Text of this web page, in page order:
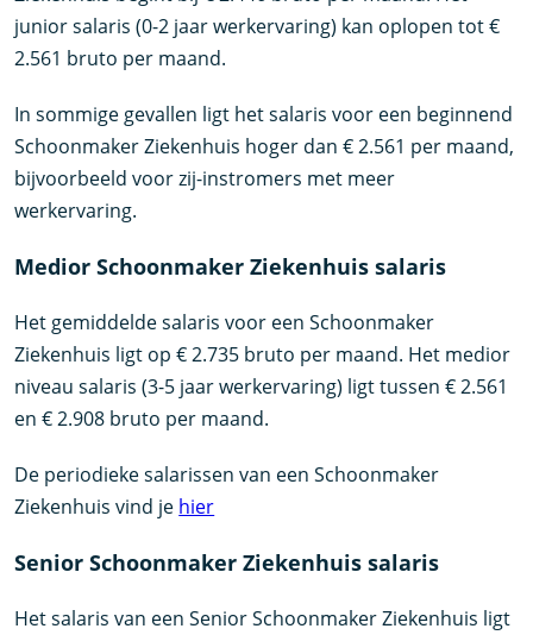
junior salaris (0-2 jaar werkervaring) kan oplopen tot €
2.561 bruto per maand.
In sommige gevallen ligt het salaris voor een beginnend
Schoonmaker Ziekenhuis hoger dan € 2.561 per maand,
bijvoorbeeld voor zij-instromers met meer
werkervaring.
Medior Schoonmaker Ziekenhuis salaris
Het gemiddelde salaris voor een Schoonmaker
Ziekenhuis ligt op € 2.735 bruto per maand. Het medior
niveau salaris (3-5 jaar werkervaring) ligt tussen € 2.561
en € 2.908 bruto per maand.
De periodieke salarissen van een Schoonmaker
Ziekenhuis vind je hier
Senior Schoonmaker Ziekenhuis salaris
Het salaris van een Senior Schoonmaker Ziekenhuis ligt